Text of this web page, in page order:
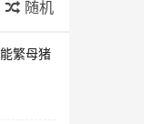
随机
繁母猪